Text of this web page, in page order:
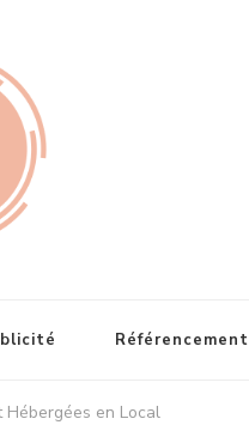
Référencement
en Local